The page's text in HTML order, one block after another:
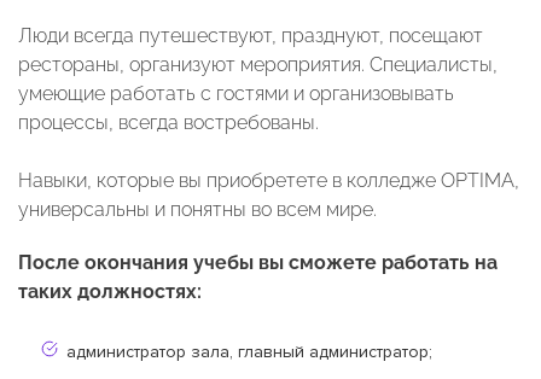
Люди всегда путешествуют, празднуют, посещают
рестораны, организуют мероприятия. Специалисты,
умеющие работать с гостями и организовывать
процессы, всегда востребованы.
Навыки, которые вы приобретете в колледже OPTIMA,
универсальны и понятны во всем мире.
После окончания учебы вы сможете работать на
таких должностях:
администратор зала, главный администратор;